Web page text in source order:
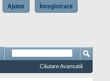
Înregistrare
Ajutor
Căutare Avansată